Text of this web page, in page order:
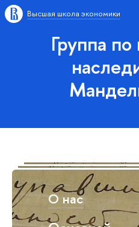
Высшая школа экономики
Группа
О нас